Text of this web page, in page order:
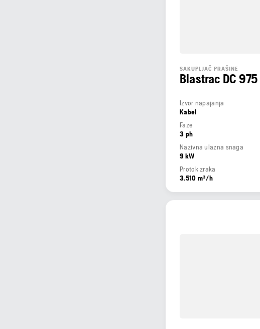
SAKUPLJAČ PRAŠINE
Blastrac DC 975
Izvor napajanja
Kabel
Faze
3 ph
Nazivna ulazna snaga
9 kW
Protok zraka
3.510 m³/h